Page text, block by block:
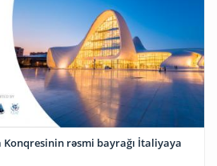
rəsmi bayrağı İtaliyaya